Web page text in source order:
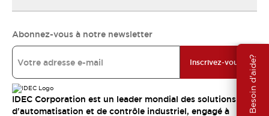
Besoin d'aide?
Abonnez-vous à notre newsletter
Inscrivez-vous
IDEC Corporation est un leader mondial des solutions
d'automatisation et de contrôle industriel, engagé à